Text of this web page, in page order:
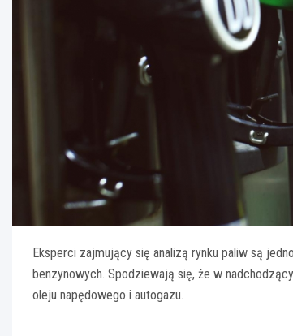
Eksperci zajmujący się analizą rynku paliw są
benzynowych. Spodziewają się, że w
oleju napędowego i autogazu.